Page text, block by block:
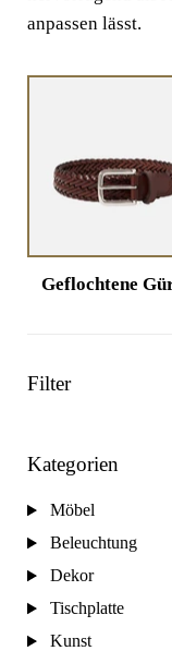
anpassen lässt.
Geflochtene
Filter
Kategorien
Möbel
Beleuchtung
Dekor
Tischplatte
Kunst